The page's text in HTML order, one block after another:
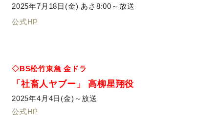
2025年7月18日(金) あさ8:00～放送
公式HP
◇BS松竹東急 金ドラ
「社畜人ヤブー」 高柳星翔役
2025年4月4日(金)～放送
公式HP